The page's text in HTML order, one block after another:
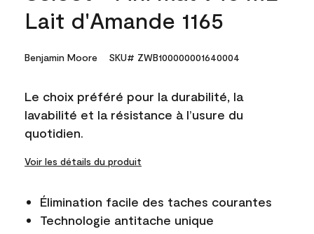
Lait d'Amande 1165
Benjamin Moore SKU# ZWB100000001640004
Le choix préféré pour la durabilité, la
lavabilité et la résistance à l’usure du
quotidien.
Voir les détails du produit
Élimination facile des taches courantes
Technologie antitache unique